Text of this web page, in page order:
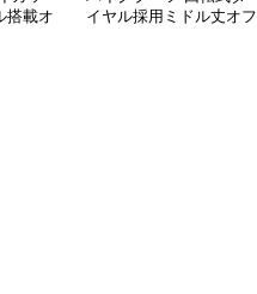
搭載オ
イヤル採用ミドル丈オフ